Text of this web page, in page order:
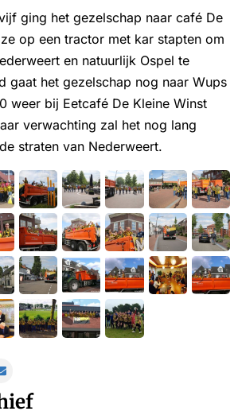
ging het gezelschap naar café De
op een tractor met kar stapten om
en natuurlijk Ospel te
gaat het gezelschap nog naar Wups
weer bij Eetcafé De Kleine Winst
verwachting zal het nog lang
straten van Nederweert.